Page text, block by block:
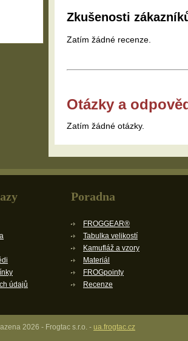
Zkušenosti
Zatím žádné recenze.
Otázky a
Zatím žádné otázky.
údajů
Poradna
FROGGEAR®
Tabulka velikostí
Kamufláž a vzory
Materiál
FROGpointy
Recenze
2026 - Frogtac s.r.o. - ua.frogtac.cz